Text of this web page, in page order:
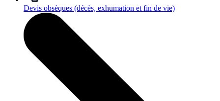
Devis obsèques (décès, exhumation et fin de vie)